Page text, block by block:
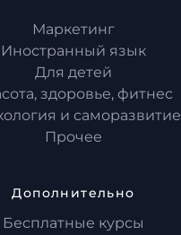
Маркетинг
Иностранный язык
Для детей
здоровье, фитнес
и саморазвитие
Прочее
Дополнительно
Бесплатные курсы